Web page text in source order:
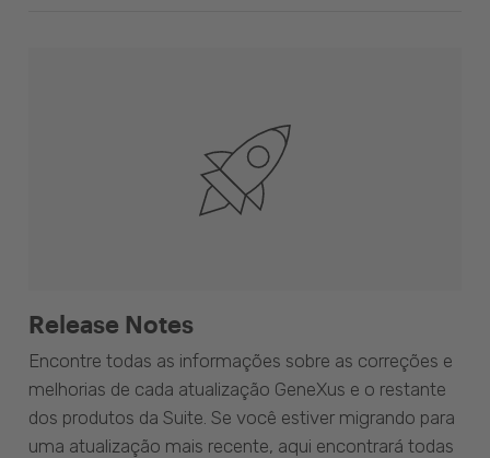
Release Notes
Encontre todas as informações sobre as correções e
melhorias de cada atualização GeneXus e o restante
dos produtos da Suite. Se você estiver migrando para
uma atualização mais recente, aqui encontrará todas